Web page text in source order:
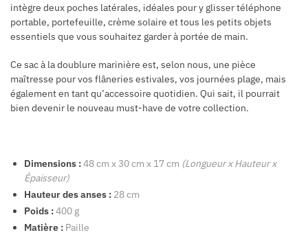
intègre deux poches latérales, idéales pour y glisser téléphone
portable, portefeuille, crème solaire et tous les petits objets
essentiels que vous souhaitez garder à portée de main.
Ce sac à la doublure marinière est, selon nous, une pièce
maîtresse pour vos flâneries estivales, vos journées plage, mais
également en tant qu’accessoire quotidien. Qui sait, il pourrait
bien devenir le nouveau must-have de votre collection.
Dimensions :48 cm x 30 cm x 17 cm (Longueur x Hauteur x
Épaisseur)
Hauteur des anses : 28 cm
Poids :400 g
Matière : Paille